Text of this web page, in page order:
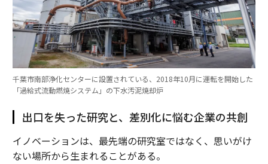
千葉市南部浄化センターに設置されている、2018年10月に運転を開始した
「過給式流動燃焼システム」の下水汚泥焼却炉
出口を失った研究と、差別化に悩む企業の共創
イノベーションは、最先端の研究室ではなく、思いがけ
ない場所から生まれることがある。